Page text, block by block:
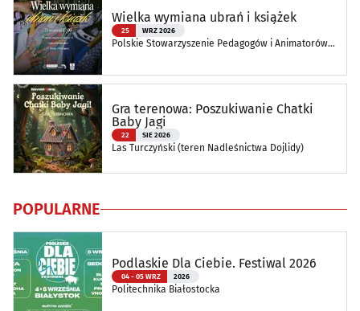
Wielka wymiana ubrań i książek
25 WRZ 2026
Polskie Stowarzyszenie Pedagogów i Animatorów
Gra terenowa: Poszukiwanie Chatki
Baby Jagi
22 SIE 2026
Las Turczyński (teren Nadleśnictwa Dojlidy)
POPULARNE
Podlaskie Dla Ciebie. Festiwal 2026
04 - 05 WRZ 2026
Politechnika Białostocka